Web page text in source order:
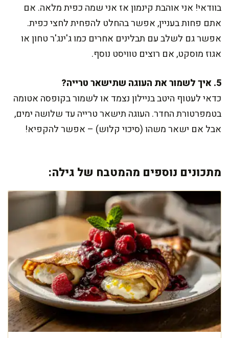
בוודאי! אני אוהבת קינמון אז אני שמה כפית מלאה. אם
אתם פחות בעניין, אפשר בהחלט להפחית לחצי כפית.
אפשר גם לשלב עם תבלינים אחרים כמו ג'ינג'ר טחון או
אגוז מוסקט, אם רוצים טוויסט נוסף.
5. איך לשמור את העוגה שתישאר טרייה?
כדאי לעטוף היטב בניילון נצמד או לשמור בקופסה אטומה
בטמפרטורת החדר. העוגה תישאר טרייה עד שלושה ימים,
אבל אם ישאר משהו (סיכוי קלוש) – אפשר להקפיא!
מתכונים נוספים מהמטבח של גילה: